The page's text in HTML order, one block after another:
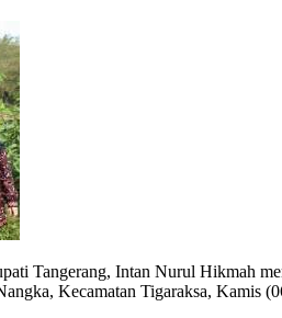
Tangerang, Intan Nurul Hikmah
Kecamatan Tigaraksa, Kamis